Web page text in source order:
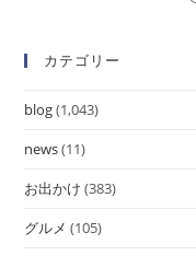
カテゴリー
blog(1,043)
news(11)
お出かけ (383)
グルメ (105)